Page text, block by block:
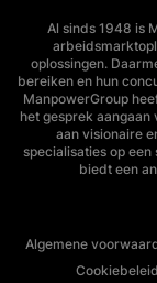
Al sinds 1948 is
oplossingen.
bereiken en hun
ManpowerGroup
het gesprek aangaan
aan visionaire
specialisaties op
biedt een
Algemene
Cookiebeleid